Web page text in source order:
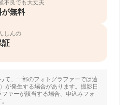
不良でも大丈夫
が無料
しんの
証
て、一部のフォトグラファーでは遠
が発生する場合があります。撮影日
ァーが該当する場合、申込みフォ